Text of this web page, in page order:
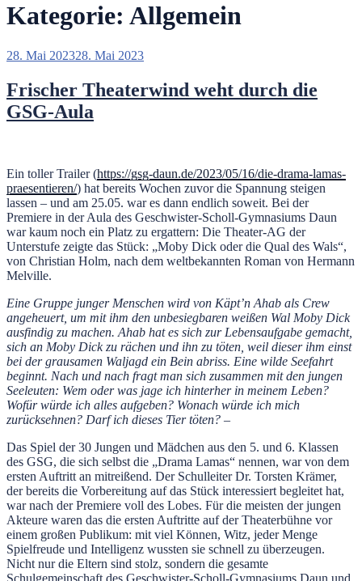
Kategorie: Allgemein
Veröffentlicht
28. Mai 202328. Mai 2023
Frischer Theaterwind weht durch die
GSG-Aula
Ein toller Trailer (https://gsg-daun.de/2023/05/16/die-drama-lamas-
praesentieren/) hat bereits Wochen zuvor die Spannung steigen
lassen – und am 25.05. war es dann endlich soweit. Bei der
Premiere in der Aula des Geschwister-Scholl-Gymnasiums Daun
war kaum noch ein Platz zu ergattern: Die Theater-AG der
Unterstufe zeigte das Stück: „Moby Dick oder die Qual des Wals“,
von Christian Holm, nach dem weltbekannten Roman von Hermann
Melville.
Eine Gruppe junger Menschen wird von Käpt’n Ahab als Crew
angeheuert, um mit ihm den unbesiegbaren weißen Wal Moby Dick
ausfindig zu machen. Ahab hat es sich zur Lebensaufgabe gemacht,
sich an Moby Dick zu rächen und ihn zu töten, weil dieser ihm einst
bei der grausamen Waljagd ein Bein abriss. Eine wilde Seefahrt
beginnt. Nach und nach fragt man sich zusammen mit den jungen
Seeleuten: Wem oder was jage ich hinterher in meinem Leben?
Wofür würde ich alles aufgeben? Wonach würde ich mich
zurücksehnen? Darf ich dieses Tier töten? –
Das Spiel der 30 Jungen und Mädchen aus den 5. und 6. Klassen
des GSG, die sich selbst die „Drama Lamas“ nennen, war von dem
ersten Auftritt an mitreißend. Der Schulleiter Dr. Torsten Krämer,
der bereits die Vorbereitung auf das Stück interessiert begleitet hat,
war nach der Premiere voll des Lobes. Für die meisten der jungen
Akteure waren das die ersten Auftritte auf der Theaterbühne vor
einem großen Publikum: mit viel Können, Witz, jeder Menge
Spielfreude und Intelligenz wussten sie schnell zu überzeugen.
Nicht nur die Eltern sind stolz, sondern die gesamte
Schulgemeinschaft des Geschwister-Scholl-Gymnasiums Daun und